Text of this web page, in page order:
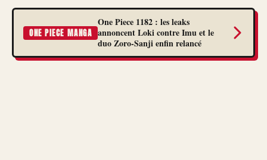
ONE PIECE MANGA
One Piece 1182 : les leaks
annoncent Loki contre Imu et le
duo Zoro-Sanji enfin relancé